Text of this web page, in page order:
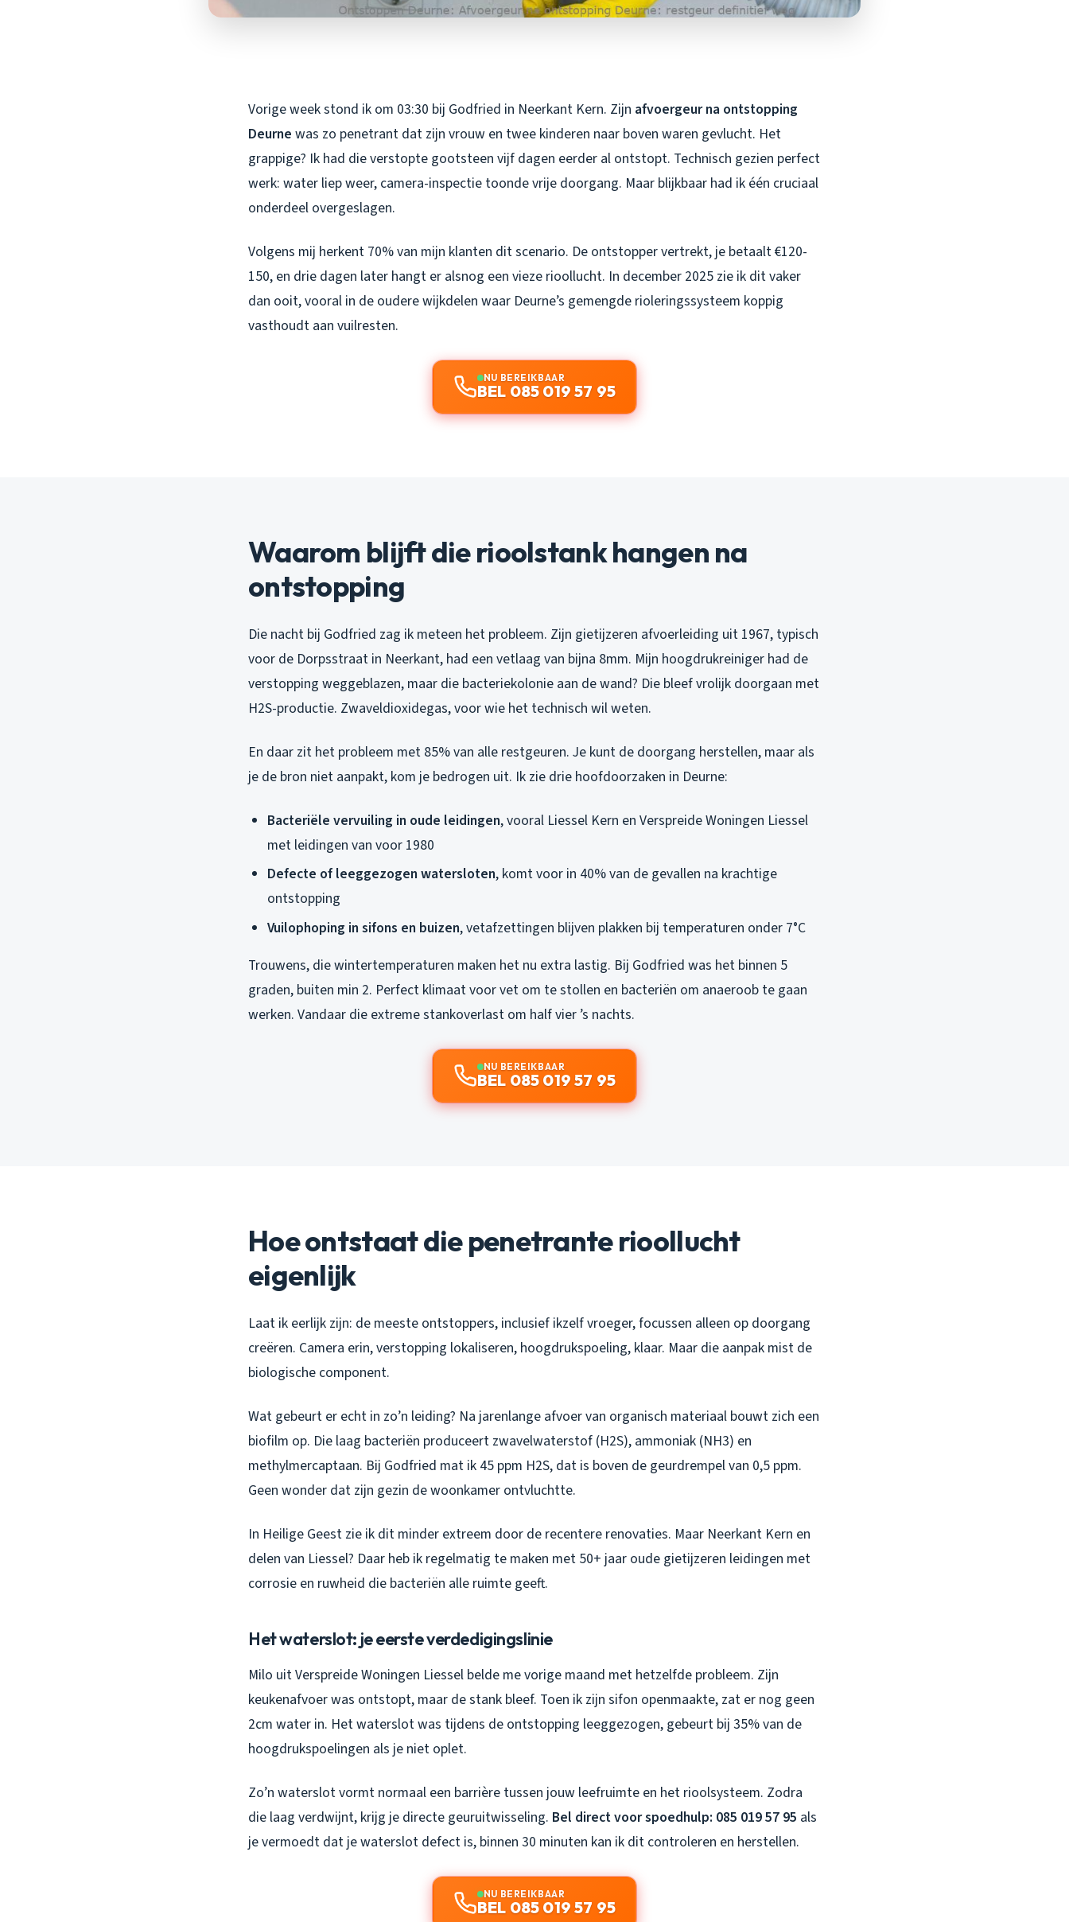
Vorige week stond ik om 03:30 bij Godfried in Neerkant Kern. Zijn afvoergeur na ontstopping
Deurne was zo penetrant dat zijn vrouw en twee kinderen naar boven waren gevlucht. Het
grappige? Ik had die verstopte gootsteen vijf dagen eerder al ontstopt. Technisch gezien perfect
werk: water liep weer, camera-inspectie toonde vrije doorgang. Maar blijkbaar had ik één cruciaal
onderdeel overgeslagen.
Volgens mij herkent 70% van mijn klanten dit scenario. De ontstopper vertrekt, je betaalt €120-
150, en drie dagen later hangt er alsnog een vieze rioollucht. In december 2025 zie ik dit vaker
dan ooit, vooral in de oudere wijkdelen waar Deurne’s gemengde rioleringssysteem koppig
vasthoudt aan vuilresten.
NU BEREIKBAAR
BEL 085 019 57 95
Waarom blijft die rioolstank hangen na
ontstopping
Die nacht bij Godfried zag ik meteen het probleem. Zijn gietijzeren afvoerleiding uit 1967, typisch
voor de Dorpsstraat in Neerkant, had een vetlaag van bijna 8mm. Mijn hoogdrukreiniger had de
verstopping weggeblazen, maar die bacteriekolonie aan de wand? Die bleef vrolijk doorgaan met
H2S-productie. Zwaveldioxidegas, voor wie het technisch wil weten.
En daar zit het probleem met 85% van alle restgeuren. Je kunt de doorgang herstellen, maar als
je de bron niet aanpakt, kom je bedrogen uit. Ik zie drie hoofdoorzaken in Deurne:
Bacteriële vervuiling in oude leidingen, vooral Liessel Kern en Verspreide Woningen Liessel
met leidingen van voor 1980
Defecte of leeggezogen watersloten, komt voor in 40% van de gevallen na krachtige
ontstopping
Vuilophoping in sifons en buizen, vetafzettingen blijven plakken bij temperaturen onder 7°C
Trouwens, die wintertemperaturen maken het nu extra lastig. Bij Godfried was het binnen 5
graden, buiten min 2. Perfect klimaat voor vet om te stollen en bacteriën om anaeroob te gaan
werken. Vandaar die extreme stankoverlast om half vier ’s nachts.
NU BEREIKBAAR
BEL 085 019 57 95
Hoe ontstaat die penetrante rioollucht
eigenlijk
Laat ik eerlijk zijn: de meeste ontstoppers, inclusief ikzelf vroeger, focussen alleen op doorgang
creëren. Camera erin, verstopping lokaliseren, hoogdrukspoeling, klaar. Maar die aanpak mist de
biologische component.
Wat gebeurt er echt in zo’n leiding? Na jarenlange afvoer van organisch materiaal bouwt zich een
biofilm op. Die laag bacteriën produceert zwavelwaterstof (H2S), ammoniak (NH3) en
methylmercaptaan. Bij Godfried mat ik 45 ppm H2S, dat is boven de geurdrempel van 0,5 ppm.
Geen wonder dat zijn gezin de woonkamer ontvluchtte.
In Heilige Geest zie ik dit minder extreem door de recentere renovaties. Maar Neerkant Kern en
delen van Liessel? Daar heb ik regelmatig te maken met 50+ jaar oude gietijzeren leidingen met
corrosie en ruwheid die bacteriën alle ruimte geeft.
Het waterslot: je eerste verdedigingslinie
Milo uit Verspreide Woningen Liessel belde me vorige maand met hetzelfde probleem. Zijn
keukenafvoer was ontstopt, maar de stank bleef. Toen ik zijn sifon openmaakte, zat er nog geen
2cm water in. Het waterslot was tijdens de ontstopping leeggezogen, gebeurt bij 35% van de
hoogdrukspoelingen als je niet oplet.
Zo’n waterslot vormt normaal een barrière tussen jouw leefruimte en het rioolsysteem. Zodra
die laag verdwijnt, krijg je directe geuruitwisseling. Bel direct voor spoedhulp: 085 019 57 95 als
je vermoedt dat je waterslot defect is, binnen 30 minuten kan ik dit controleren en herstellen.
NU BEREIKBAAR
BEL 085 019 57 95